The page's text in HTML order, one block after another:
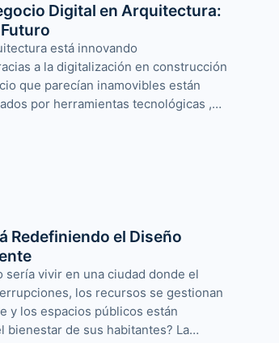
Digital en Arquitectura:
está innovando
a la digitalización en construcción
que parecían inamovibles están
por herramientas tecnológicas ,…
Redefiniendo el Diseño
sería vivir en una ciudad donde el
los recursos se gestionan
y los espacios públicos están
bienestar de sus habitantes? La…